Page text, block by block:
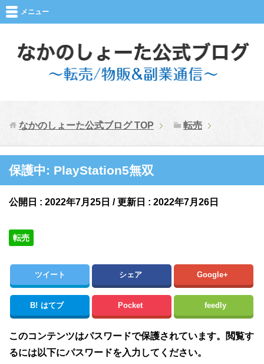
メニュー
なかのしょーた公式ブログTOP 転売
保護中: PlayStation5無双
公開日 : 2022年7月25日 / 更新日 : 2022年7月26日
転売
ツイート シェア Google+
B! はてブ Pocket feedly
このコンテンツはパスワードで保護されています。閲覧す
るには以下にパスワードを入力してください。